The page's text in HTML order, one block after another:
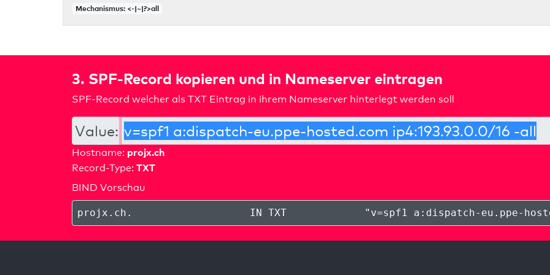
Mechanismus: <-|~|?>all
3. SPF-Record kopieren und in Nameserver eintragen
SPF-Record welcher als TXT Eintrag in ihrem Nameserver hinterlegt werden soll
Value:
Hostname: projx.ch
Record-Type: TXT
BIND Vorschau
projx.ch . IN TXT " v=spf1 a:dispatch-eu.ppe-